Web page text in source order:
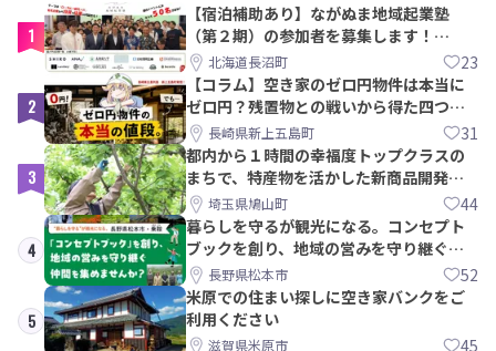
1
【宿泊補助あり】ながぬま地域起業塾
（第２期）の参加者を募集します！
【8/21〆】
北海道長沼町 23
2
【コラム】空き家のゼロ円物件は本当に
ゼロ円？残置物との戦いから得た四つの
教訓｜新上五島町
長崎県新上五島町 31
3
都内から１時間の幸福度トップクラスの
まちで、特産物を活かした新商品開発＆
PRメンバー募集！
埼玉県鳩山町 44
4
暮らしを守るが観光になる。コンセプト
ブックを創り、地域の営みを守り継ぐ仲
間を集めませんか？
長野県松本市 52
5
米原での住まい探しに空き家バンクをご
利用ください
滋賀県米原市 45